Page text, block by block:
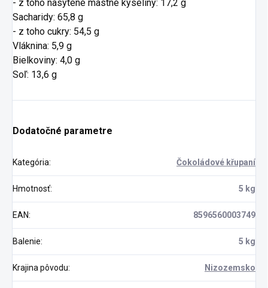
- z toho nasýtené mastné kyseliny: 17,2 g
Sacharidy: 65,8 g
- z toho cukry: 54,5 g
Vláknina: 5,9 g
Bielkoviny: 4,0 g
Soľ: 13,6 g
Dodatočné parametre
Kategória: Čokoládové křupaní
Hmotnosť: 5 kg
EAN: 8596560003749
Balenie: 5 kg
Krajina pôvodu: Nizozemsko